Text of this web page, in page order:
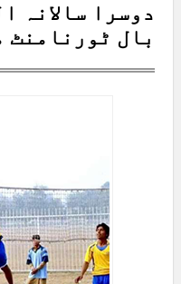
دوسرا سالانہ
بال ٹورنامنٹ